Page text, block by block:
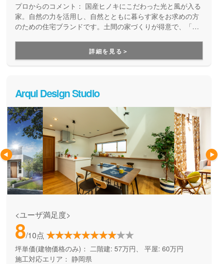
プロからのコメント：
家。自然の力を活用し、自然とともに暮らす家をお求めの方
のための住宅ブランドです。土間の家づくりが得意で、「た
をご提案しています。ベビーカーそのままで玄関に入れる、
アウトドアグッズを収納できる、そんな暮らしが変わる住ま
いが適正価格で建てられることが大きな魅力になっていま
詳細を見る＞
Arqui Design Studio
<ユーザ満足度>
8/10点
坪単価(建物価格のみ)： 二階建: 57万円、 平屋: 60万円
施工対応エリア： 静岡県